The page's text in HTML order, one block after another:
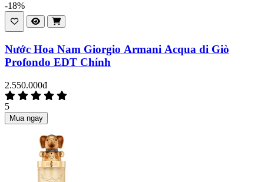
-18%
Nước Hoa Nam Giorgio Armani Acqua di Giò
Profondo EDT Chính
2.550.000đ
5
Mua ngay